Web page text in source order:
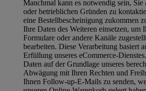
Manchmal kann es notwendig sein, Sie
oder betrieblichen Gründen zu
eine Bestellbescheinigung zukommen
Ihre Daten des Weiteren einsetzen, um
Formulare oder andere Kanäle
bearbeiten. Diese Verarbeitung basiert
Erfüllung unseres eCommerce-
Daten auf der Grundlage unseres
Abwägung mit Ihren Rechten und
Ihnen Follow-up-E-Mails zu senden,